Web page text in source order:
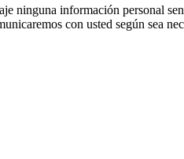
ninguna información personal
con usted según sea